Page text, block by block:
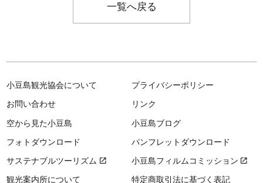
一覧へ戻る
小豆島観光協会について プライバシーポリシー
お問い合わせ リンク
空から見た小豆島 小豆島ブログ
フォトダウンロード パンフレットダウンロード
サステナブルツーリズム 小豆島フィルムコミッション
観光案内所について 特定商取引法に基づく表記